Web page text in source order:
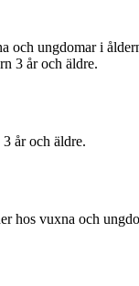
ungdomar i
3 år och äldre.
år och äldre.
vuxna och